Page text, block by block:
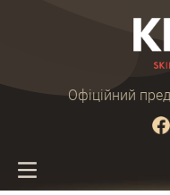
Офіційний